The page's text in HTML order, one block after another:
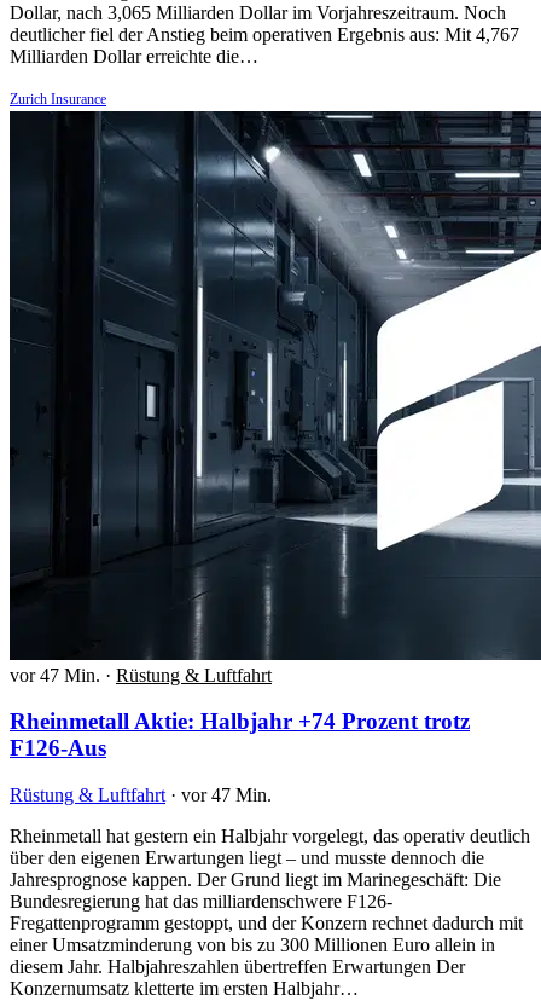
Dollar, nach 3,065 Milliarden Dollar im Vorjahreszeitraum. Noch
deutlicher fiel der Anstieg beim operativen Ergebnis aus: Mit 4,767
Milliarden Dollar erreichte die…
Zurich Insurance
vor 47 Min. · Rüstung & Luftfahrt
Rheinmetall Aktie: Halbjahr +74 Prozent trotz
F126-Aus
Rüstung & Luftfahrt · vor 47 Min.
Rheinmetall hat gestern ein Halbjahr vorgelegt, das operativ deutlich
über den eigenen Erwartungen liegt – und musste dennoch die
Jahresprognose kappen. Der Grund liegt im Marinegeschäft: Die
Bundesregierung hat das milliardenschwere F126-
Fregattenprogramm gestoppt, und der Konzern rechnet dadurch mit
einer Umsatzminderung von bis zu 300 Millionen Euro allein in
diesem Jahr. Halbjahreszahlen übertreffen Erwartungen Der
Konzernumsatz kletterte im ersten Halbjahr…